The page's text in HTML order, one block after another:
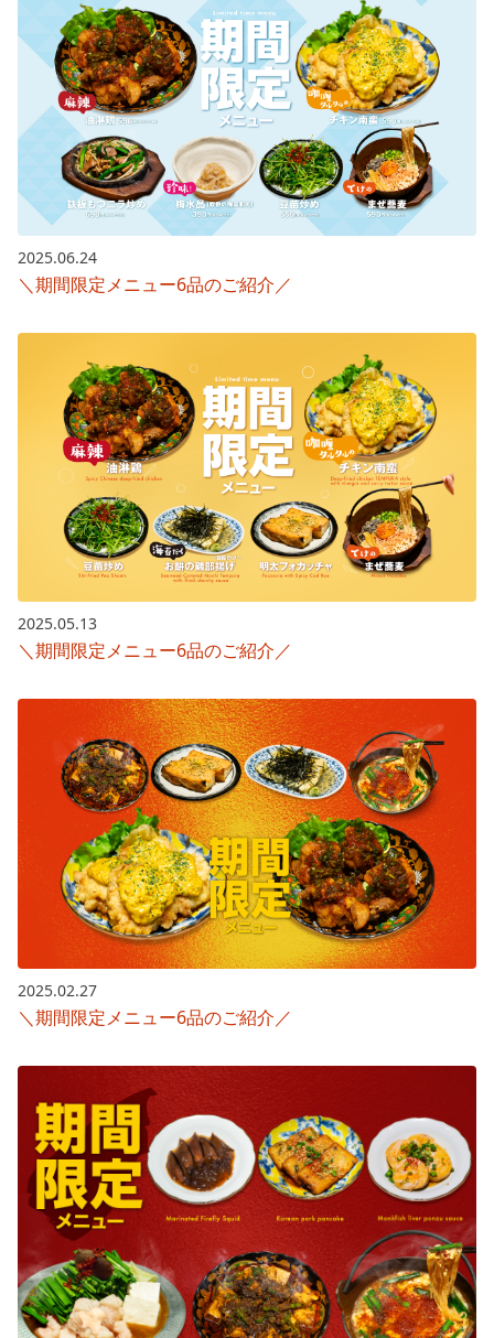
2025.06.24
＼期間限定メニュー6品のご紹介／
2025.05.13
＼期間限定メニュー6品のご紹介／
2025.02.27
＼期間限定メニュー6品のご紹介／